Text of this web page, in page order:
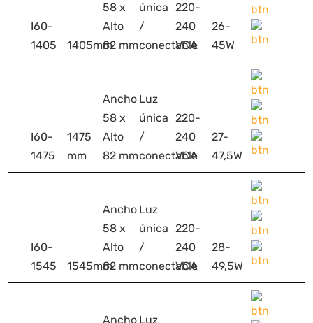
I60-
1405
1405mm
58 x
Alto
82 mm
única
/
conectable
220-
240
VCA
26-
45W
I60-
1475
1475
mm
Ancho
58 x
Alto
82 mm
Luz
única
/
conectable
220-
240
VCA
27-
47,5W
I60-
1545
1545mm
Ancho
58 x
Alto
82 mm
Luz
única
/
conectable
220-
240
VCA
28-
49,5W
Ancho Luz